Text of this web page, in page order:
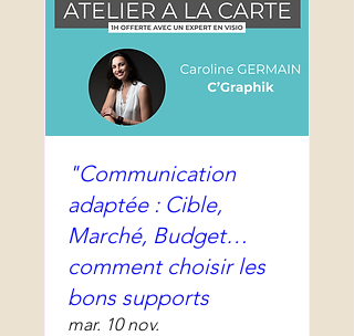
"Communication
adaptée : Cible,
Marché, Budget…
comment choisir les
bons supports
mar. 10 nov.